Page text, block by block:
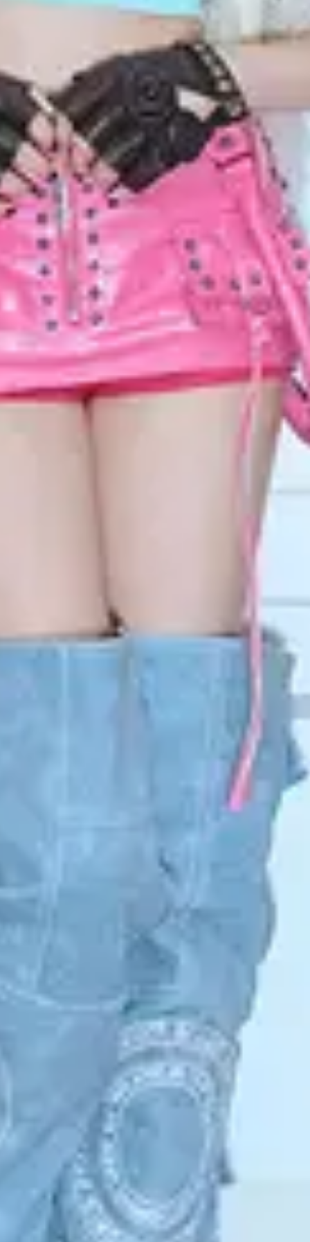
View BABYMONSTER page